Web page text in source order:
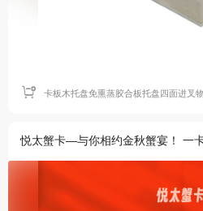
悦太蟹卡—与你相约金秋蟹宴！ 一